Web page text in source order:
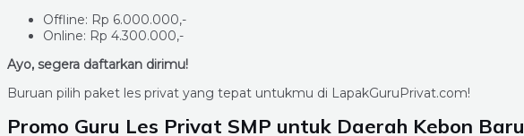
Offline: Rp 6.000.000,-
Online: Rp 4.300.000,-
Ayo, segera daftarkan dirimu!
Buruan pilih paket les privat yang tepat untukmu di LapakGuruPrivat.com!
Promo Guru Les Privat SMP untuk Daerah Kebon Baru